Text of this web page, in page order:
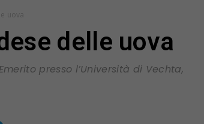
uova
delle uova
presso l’Università di Vechta,